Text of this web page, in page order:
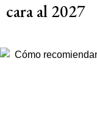
cara al 2027